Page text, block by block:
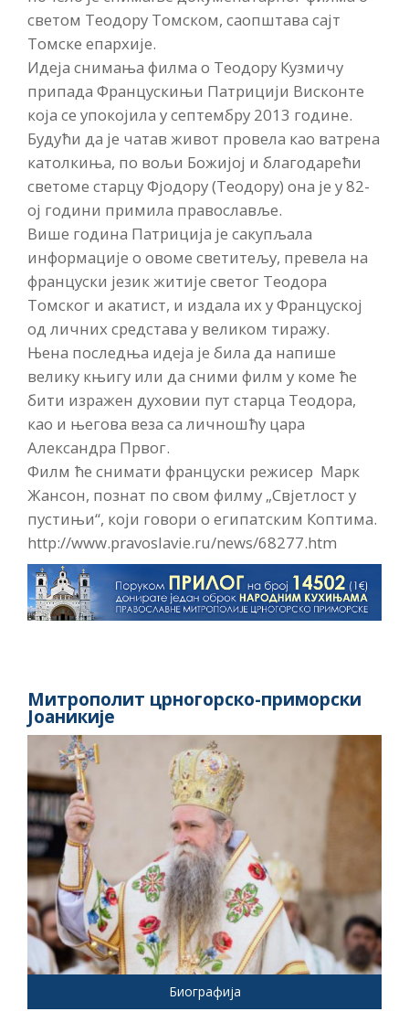
светом Теодору Томском, саопштава сајт
Томске епархије.
Идеја снимања филма о Теодору Кузмичу
припада Францускињи Патрицији Висконте
која се упокојила у септембру 2013 године.
Будући да је чатав живот провела као ватрена
католкиња, по вољи Божијој и благодарећи
светоме старцу Фјодору (Теодору) она је у 82-
ој години примила православље.
Више година Патриција је сакупљала
информације о овоме светитељу, превела на
француски језик житије светог Теодора
Томског и акатист, и издала их у Француској
од личних средстава у великом тиражу.
Њена последња идеја је била да напише
велику књигу или да сними филм у коме ће
бити изражен духовии пут старца Теодора,
као и његова веза са личношћу цара
Александра Првог.
Филм ће снимати француски режисер Марк
Жансон, познат по свом филму „Свјетлост у
пустињи“, који говори о египатским Коптима.
http://www.pravoslavie.ru/news/68277.htm
Митрополит црногорско-приморски
Јоаникије
Биографија